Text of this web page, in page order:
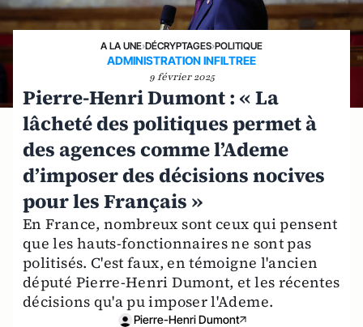
A LA UNE›DÉCRYPTAGES›POLITIQUE
ADMINISTRATION INFILTREE
9 février 2025
Pierre-Henri Dumont : « La
lâcheté des politiques permet à
des agences comme l’Ademe
d’imposer des décisions nocives
pour les Français »
En France, nombreux sont ceux qui pensent
que les hauts-fonctionnaires ne sont pas
politisés. C'est faux, en témoigne l'ancien
député Pierre-Henri Dumont, et les récentes
décisions qu'a pu imposer l'Ademe.
Pierre-Henri Dumont